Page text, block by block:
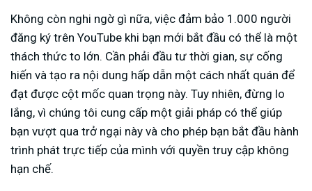
Không còn nghi ngờ gì nữa, việc đảm bảo 1.000 người
đăng ký trên YouTube khi bạn mới bắt đầu có thể là một
thách thức to lớn. Cần phải đầu tư thời gian, sự cống
hiến và tạo ra nội dung hấp dẫn một cách nhất quán để
đạt được cột mốc quan trọng này. Tuy nhiên, đừng lo
lắng, vì chúng tôi cung cấp một giải pháp có thể giúp
bạn vượt qua trở ngại này và cho phép bạn bắt đầu hành
trình phát trực tiếp của mình với quyền truy cập không
hạn chế.